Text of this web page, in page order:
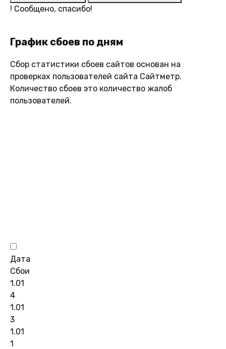
! Сообщено, спасибо!
График сбоев по дням
Сбор статистики сбоев сайтов основан на
проверках пользователей сайта Сайтметр.
Количество сбоев это количество жалоб
пользователей.
Дата
Сбои
1.01
4
1.01
3
1.01
1